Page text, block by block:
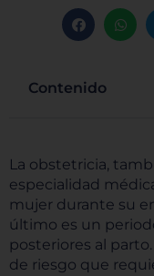
Contenido
La obstetricia,
especialidad
mujer durante su
último es un
posteriores al
de riesgo que